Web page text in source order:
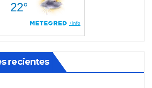
recientes